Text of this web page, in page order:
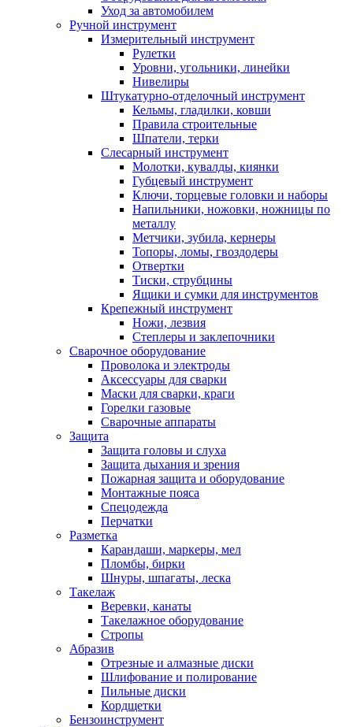
Уход за автомобилем
Ручной инструмент
Измерительный инструмент
Рулетки
Уровни, угольники, линейки
Нивелиры
Штукатурно-отделочный инструмент
Кельмы, гладилки, ковши
Правила строительные
Шпатели, терки
Слесарный инструмент
Молотки, кувалды, киянки
Губцевый инструмент
Ключи, торцевые головки и наборы
Напильники, ножовки, ножницы по
металлу
Метчики, зубила, кернеры
Топоры, ломы, гвоздодеры
Отвертки
Тиски, струбцины
Ящики и сумки для инструментов
Крепежный инструмент
Ножи, лезвия
Степлеры и заклепочники
Сварочное оборудование
Проволока и электроды
Аксессуары для сварки
Маски для сварки, краги
Горелки газовые
Сварочные аппараты
Защита
Защита головы и слуха
Защита дыхания и зрения
Пожарная защита и оборудование
Монтажные пояса
Спецодежда
Перчатки
Разметка
Карандаши, маркеры, мел
Пломбы, бирки
Шнуры, шпагаты, леска
Такелаж
Веревки, канаты
Такелажное оборудование
Стропы
Абразив
Отрезные и алмазные диски
Шлифование и полирование
Пильные диски
Кордщетки
Бензоинструмент